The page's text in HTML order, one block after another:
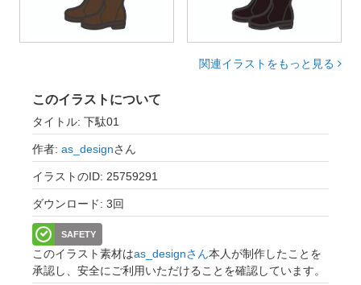
関連イラストをもっと見る
このイラストについて
タイトル: 下駄01
作者: as_designさん
イラストのID: 25759291
ダウンロード: 3回
SAFETY
このイラスト素材はas_designさん本人が制作したことを
承認し、安全にご利用いただけることを確認しています。